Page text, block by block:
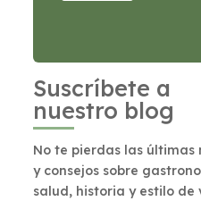
Suscríbete a
nuestro blog
No te pierdas las últimas
y consejos sobre
salud, historia y estilo de